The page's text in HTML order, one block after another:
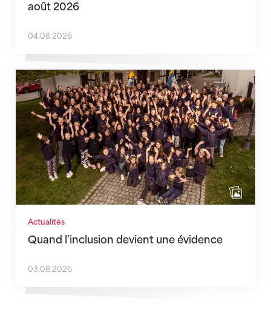
août 2026
04.08.2026
Actualités
Quand l’inclusion devient une évidence
Quand l’inclusion devient une évidence
03.08.2026